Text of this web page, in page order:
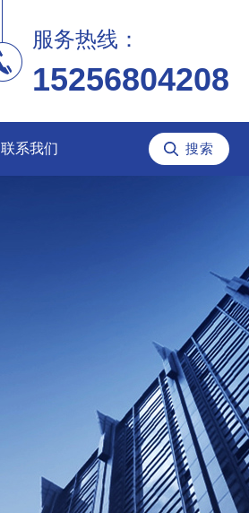
服务热线：
15256804208
联系我们